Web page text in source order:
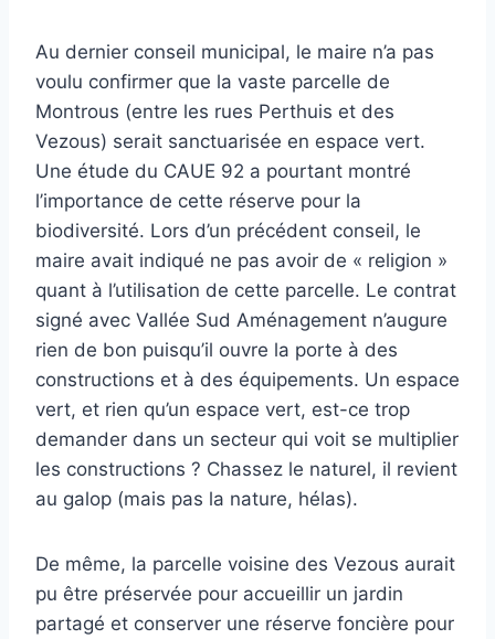
Au dernier conseil municipal, le maire n’a pas
voulu confirmer que la vaste parcelle de
Montrous (entre les rues Perthuis et des
Vezous) serait sanctuarisée en espace vert.
Une étude du CAUE 92 a pourtant montré
l’importance de cette réserve pour la
biodiversité. Lors d’un précédent conseil, le
maire avait indiqué ne pas avoir de « religion »
quant à l’utilisation de cette parcelle. Le contrat
signé avec Vallée Sud Aménagement n’augure
rien de bon puisqu’il ouvre la porte à des
constructions et à des équipements. Un espace
vert, et rien qu’un espace vert, est-ce trop
demander dans un secteur qui voit se multiplier
les constructions ? Chassez le naturel, il revient
au galop (mais pas la nature, hélas).
De même, la parcelle voisine des Vezous aurait
pu être préservée pour accueillir un jardin
partagé et conserver une réserve foncière pour